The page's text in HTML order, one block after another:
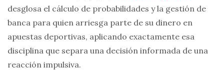
desglosa el cálculo de probabilidades y la gestión de
banca para quien arriesga parte de su dinero en
apuestas deportivas, aplicando exactamente esa
disciplina que separa una decisión informada de una
reacción impulsiva.